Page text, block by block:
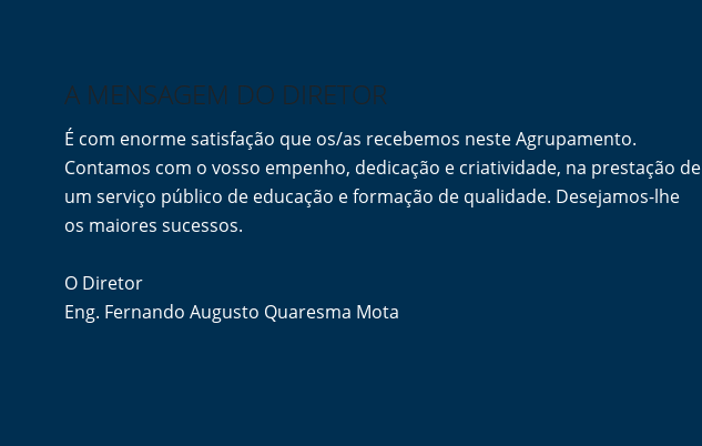
A MENSAGEM DO DIRETOR
É com enorme satisfação que os/as recebemos neste Agrupamento.
Contamos com o vosso empenho, dedicação e criatividade, na prestação de
um serviço público de educação e formação de qualidade. Desejamos-lhe
os maiores sucessos.
O Diretor
Eng. Fernando Augusto Quaresma Mota